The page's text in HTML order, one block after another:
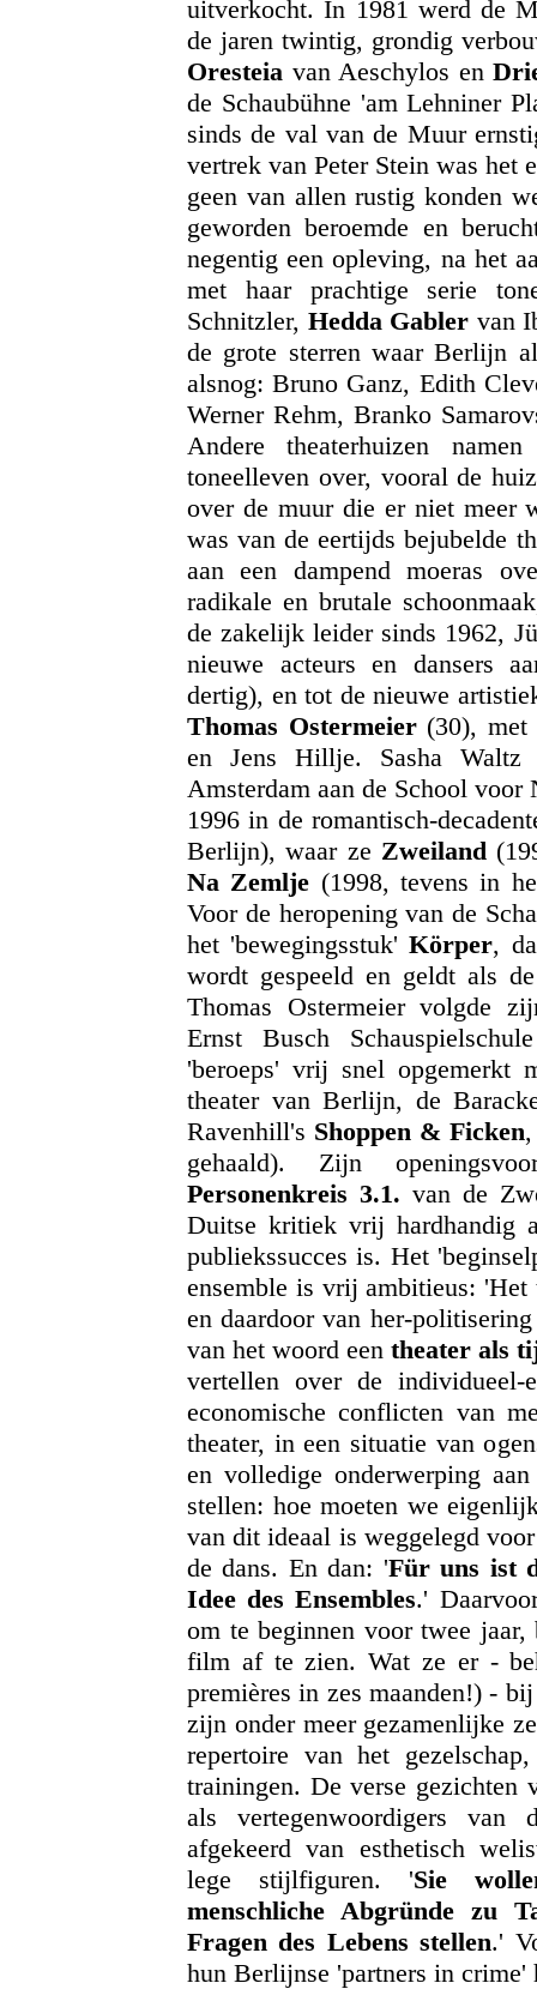
uitverkocht. In 1981 werd de
de jaren twintig, grondig
Oresteia van Aeschylos en
de Schaubühne 'am Lehniner
sinds de val van de Muur
vertrek van Peter Stein was het
geen van allen rustig konden
geworden beroemde en
negentig een opleving, na het
met haar prachtige serie
Schnitzler, Hedda Gabler van
de grote sterren waar Berlijn
alsnog: Bruno Ganz, Edith
Werner Rehm, Branko
Andere theaterhuizen
toneelleven over, vooral de
over de muur die er niet meer
was van de eertijds bejubelde
aan een dampend moeras
radikale en brutale
de zakelijk leider sinds 1962,
nieuwe acteurs en dansers
dertig), en tot de nieuwe
Thomas Ostermeier (30), met
en Jens Hillje. Sasha
Amsterdam aan de School
1996 in de romantisch-
Berlijn), waar ze Zweiland
Na Zemlje (1998, tevens in
Voor de heropening van de
het 'bewegingsstuk'Körper,
wordt gespeeld en geldt als
Thomas Ostermeier volgde
Ernst Busch
'beroeps' vrij snel opgemerkt
theater van Berlijn, de
Ravenhill's Shoppen & Ficken,
gehaald). Zijn
Personenkreis 3.1. van de
Duitse kritiek vrij hardhandig
publiekssucces is. Het
ensemble is vrij ambitieus: 'Het
en daardoor van her-
van het woord een theater als
vertellen over de individueel-
economische conflicten van
theater, in een situatie van
en volledige onderwerping
stellen: hoe moeten we
van dit ideaal is weggelegd
de dans. En dan: 'Für uns ist
Idee des Ensembles.'
om te beginnen voor twee jaar,
film af te zien. Wat ze er -
premières in zes maanden!) -
zijn onder meer gezamenlijke
repertoire van het
trainingen. De verse gezichten
als vertegenwoordigers van
afgekeerd van esthetisch
lege stijlfiguren. 'Sie
menschliche Abgründe zu
Fragen des Lebens stellen.'
hun Berlijnse 'partners in crime'